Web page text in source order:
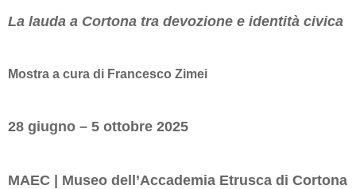
La lauda a Cortona tra devozione e identità civica
Mostra a cura di Francesco Zimei
28 giugno – 5 ottobre 2025
MAEC | Museo dell’Accademia Etrusca di Cortona